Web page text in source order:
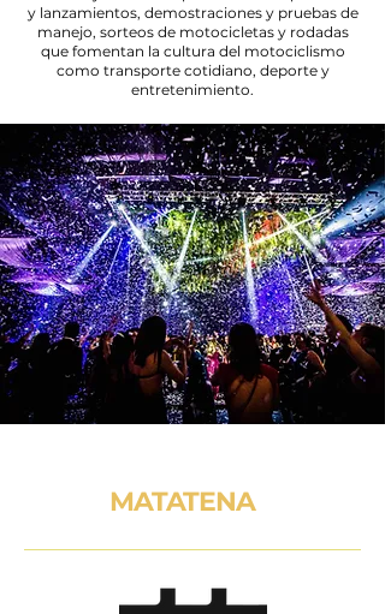
y lanzamientos, demostraciones y pruebas de
manejo, sorteos de motocicletas y rodadas
que fomentan la cultura del motociclismo
como transporte cotidiano, deporte y
entretenimiento.
MATATENA